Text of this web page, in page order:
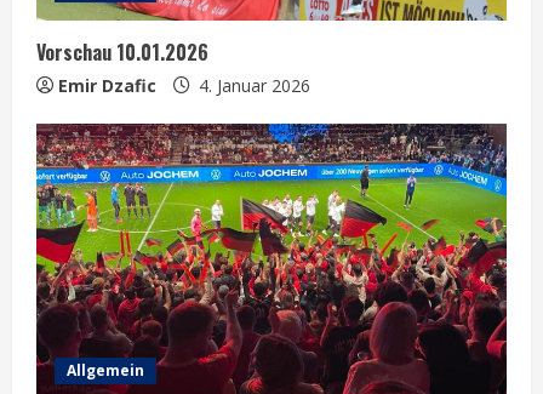
Vorschau 10.01.2026
Emir Dzafic 4. Januar 2026
Allgemein